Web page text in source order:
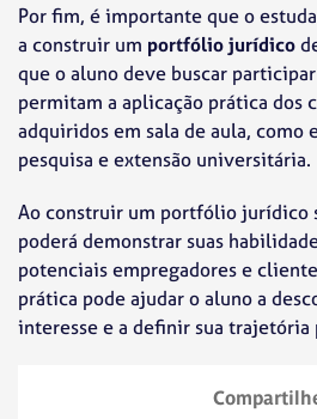
Por fim, é importante que o
a construir um portfólio jurídico
que o aluno deve buscar
permitam a aplicação prática dos
adquiridos em sala de aula, como
pesquisa e extensão universitária.
Ao construir um portfólio jurídico
poderá demonstrar suas
potenciais empregadores e
prática pode ajudar o aluno a
interesse e a definir sua trajetória